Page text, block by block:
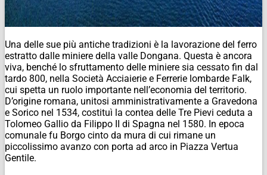
Una delle sue più antiche tradizioni è la lavorazione del ferro
estratto dalle miniere della valle Dongana. Questa è ancora
viva, benché lo sfruttamento delle miniere sia cessato fin dal
tardo 800, nella Società Acciaierie e Ferrerie lombarde Falk,
cui spetta un ruolo importante nell’economia del territorio.
D’origine romana, unitosi amministrativamente a Gravedona
e Sorico nel 1534, costituì la contea delle Tre Pievi ceduta a
Tolomeo Gallio da Filippo II di Spagna nel 1580. In epoca
comunale fu Borgo cinto da mura di cui rimane un
piccolissimo avanzo con porta ad arco in Piazza Vertua
Gentile.